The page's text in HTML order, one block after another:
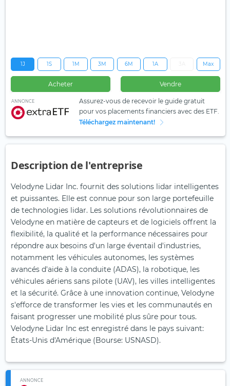
1J 1S 1M 3M 6M 1A Max
Acheter Vendre
ANNONCE
Assurez-vous de recevoir le guide gratuit
pour vos placements financiers avec des ETF.
Téléchargez maintenant!
Description de l'entreprise
Velodyne Lidar Inc. fournit des solutions lidar intelligentes
et puissantes. Elle est connue pour son large portefeuille
de technologies lidar. Les solutions révolutionnaires de
Velodyne en matière de capteurs et de logiciels offrent la
flexibilité, la qualité et la performance nécessaires pour
répondre aux besoins d'un large éventail d'industries,
notamment les véhicules autonomes, les systèmes
avancés d'aide à la conduite (ADAS), la robotique, les
véhicules aériens sans pilote (UAV), les villes intelligentes
et la sécurité. Grâce à une innovation continue, Velodyne
s'efforce de transformer les vies et les communautés en
faisant progresser une mobilité plus sûre pour tous.
Velodyne Lidar Inc est enregistré dans le pays suivant:
États-Unis d'Amérique (Bourse: USNASD).
ANNONCE